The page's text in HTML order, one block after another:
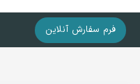
Menu
فرم سفارش آنلاین